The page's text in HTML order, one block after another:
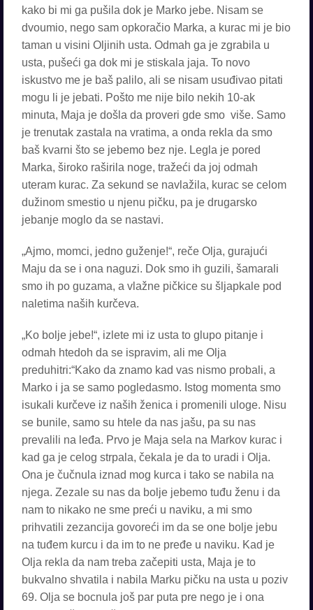
kako bi mi ga pušila dok je Marko jebe. Nisam se
dvoumio, nego sam opkoračio Marka, a kurac mi je bio
taman u visini Oljinih usta. Odmah ga je zgrabila u
usta, pušeći ga dok mi je stiskala jaja. To novo
iskustvo me je baš palilo, ali se nisam usuđivao pitati
mogu li je jebati. Pošto me nije bilo nekih 10-ak
minuta, Maja je došla da proveri gde smo više. Samo
je trenutak zastala na vratima, a onda rekla da smo
baš kvarni što se jebemo bez nje. Legla je pored
Marka, široko raširila noge, tražeći da joj odmah
uteram kurac. Za sekund se navlažila, kurac se celom
dužinom smestio u njenu pičku, pa je drugarsko
jebanje moglo da se nastavi.
„Ajmo, momci, jedno guženje!“, reče Olja, gurajući
Maju da se i ona naguzi. Dok smo ih guzili, šamarali
smo ih po guzama, a vlažne pičkice su šljapkale pod
naletima naših kurčeva.
„Ko bolje jebe!“, izlete mi iz usta to glupo pitanje i
odmah htedoh da se ispravim, ali me Olja
preduhitri:“Kako da znamo kad vas nismo probali, a
Marko i ja se samo pogledasmo. Istog momenta smo
isukali kurčeve iz naših ženica i promenili uloge. Nisu
se bunile, samo su htele da nas jašu, pa su nas
prevalili na leđa. Prvo je Maja sela na Markov kurac i
kad ga je celog strpala, čekala je da to uradi i Olja.
Ona je čučnula iznad mog kurca i tako se nabila na
njega. Zezale su nas da bolje jebemo tuđu ženu i da
nam to nikako ne sme preći u naviku, a mi smo
prihvatili zezancija govoreći im da se one bolje jebu
na tuđem kurcu i da im to ne pređe u naviku. Kad je
Olja rekla da nam treba začepiti usta, Maja je to
bukvalno shvatila i nabila Marku pičku na usta u poziv
69. Olja se bocnula još par puta pre nego je i ona